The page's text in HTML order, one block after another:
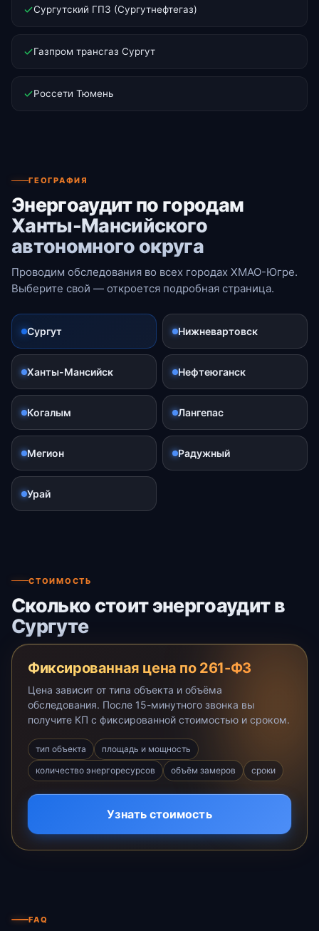
Сургутский ГПЗ (Сургутнефтегаз)
Газпром трансгаз Сургут
Россети Тюмень
ГЕОГРАФИЯ
Энергоаудит по городам
Ханты-Мансийского
автономного округа
Проводим обследования во всех городах ХМАО-Югре.
Выберите свой — откроется подробная страница.
Сургут Нижневартовск
Ханты-Мансийск Нефтеюганск
Когалым Лангепас
Мегион Радужный
Урай
СТОИМОСТЬ
Сколько стоит энергоаудит в
Сургуте
Фиксированная цена по 261-ФЗ
Цена зависит от типа объекта и объёма
обследования. После 15-минутного звонка вы
получите КП с фиксированной стоимостью и сроком.
тип объекта
площадь и мощность
количество энергоресурсов
объём замеров сроки
Узнать стоимость
FAQ